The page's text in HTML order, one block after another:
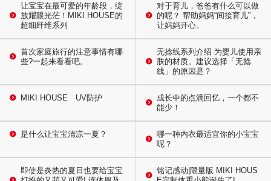
让宝宝在最可爱的年龄段，绽
放耀眼光茫！MIKI HOUSE的
超细纤维系列
对于育儿，爸爸有什么可以做
的呢？ 帮助妈妈“间接育儿”，
让妈妈开心。
首次家庭旅行的注意事情有哪
些?一起来看看吧。
无捻线系列介绍 为婴儿使用亲
肤的材质。建议选择「无捻
线」的原因是？
MIKI HOUSE UV防护
成长中的点滴回忆，一个都不
能少！
是什么让宝宝清凉一夏？
哪一种内衣最适宜你的小宝宝
呢？
即使是炎热的夏日也要给宝宝
铭记感动|限量版 MIKI HOUS